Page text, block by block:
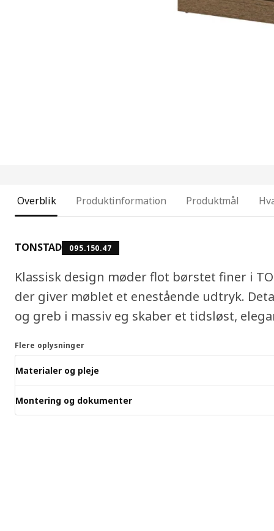
Overblik Produktinformation Produktmål
TONSTAD 095.150.47
Klassisk design møder flot børstet finer i
der giver møblet et enestående udtryk.
og greb i massiv eg skaber et tidsløst,
Flere oplysninger
Materialer og pleje
Montering og dokumenter